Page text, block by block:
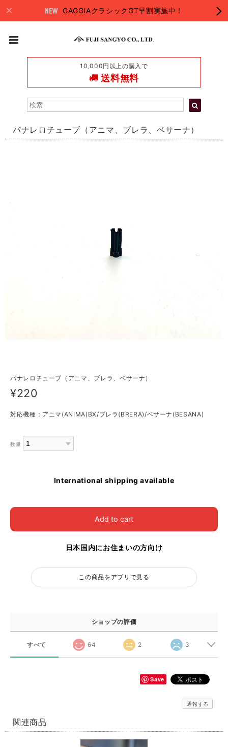
GAGGIAクラシックGT早割実施中！
10,000円以上の購入で
送料無料
パナレロチューブ（アニマ、ブレラ、ベサーナ）
パナレロチューブ（アニマ、ブレラ、ベサーナ）
¥220
対応機種：アニマ(ANIMA)BX/ブレラ(BRERA)/ベサーナ(BESANA)
数量
International shipping available
Add to cart
日本国内にお住まいの方向け
この商品をアプリで見る
ショップの評価
すべて 64 2 3
Save
通報する
関連商品